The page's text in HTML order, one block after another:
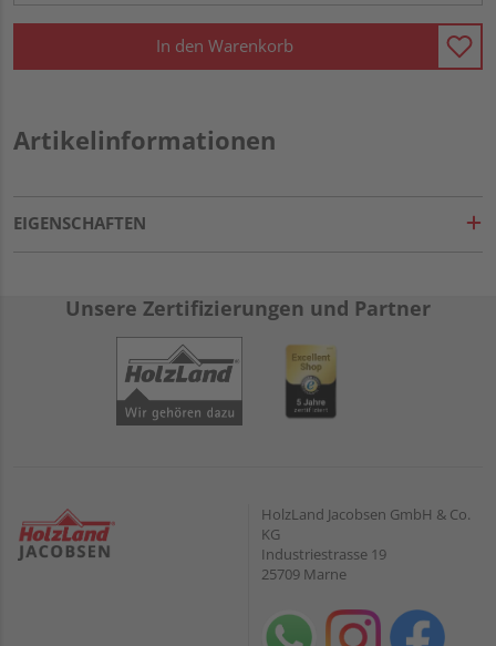
In den Warenkorb
Artikelinformationen
EIGENSCHAFTEN
Unsere Zertifizierungen und Partner
HolzLand Jacobsen GmbH & Co.
KG
Industriestrasse 19
25709 Marne